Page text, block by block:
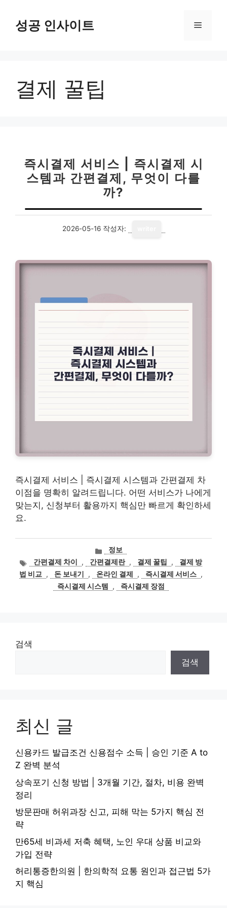
성공 인사이트 메
결제 꿀팁
즉시결제 서비스 | 즉시결제 시
스템과 간편결제, 무엇이 다를
까?
2026-05-16 작성자:
즉시결제 서비스 | 즉시결제 시스템과 간편결제 차
이점을 명확히 알려드립니다. 어떤 서비스가 나에게
맞는지, 신청부터 활용까지 핵심만 빠르게 확인하세
요.
카
테
고
리
정보
태
그
간편결제 차이 , 간편결제란 , 결제 꿀팁 ,
결제 방
법 비교
, 돈 보내기 , 온라인 결제 , 즉시결제 서비스 ,
즉시결제 시스템
, 즉시결제 장점
검색
검색
최신 글
신용카드 발급조건 신용점수 소득 | 승인 기준 A to
Z 완벽 분석
상속포기 신청 방법 | 3개월 기간, 절차, 비용 완벽
정리
방문판매 허위과장 신고, 피해 막는 5가지 핵심 전
략
만65세 비과세 저축 혜택, 노인 우대 상품 비교와
가입 전략
허리통증한의원 | 한의학적 요통 원인과 접근법 5가
지 핵심